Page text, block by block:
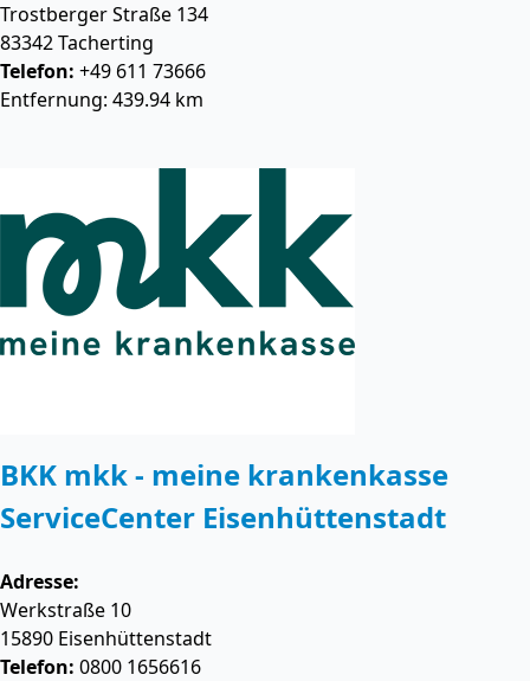
Trostberger Straße 134
83342Tacherting
Telefon: +49 611 73666
Entfernung: 439.94 km
BKK mkk - meine krankenkasse
ServiceCenter Eisenhüttenstadt
Adresse:
Werkstraße 10
15890 Eisenhüttenstadt
Telefon: 0800 1656616